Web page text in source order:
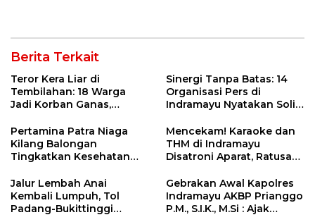
Berita Terkait
Teror Kera Liar di
Tembilahan: 18 Warga
Jadi Korban Ganas,
12 Jahitan!
Sinergi Tanpa Batas: 14
Organisasi Pers di
Indramayu Nyatakan Solid
Pertamina Patra Niaga
Kilang Balongan
Tingkatkan Kesehatan
Pemeriksaan Kesehatan
Rutin dan Edukasi
Perawatan Gigi
Mencekam! Karaoke dan
THM di Indramayu
Disatroni Aparat, Ratusan
Dites Urine!
Jalur Lembah Anai
Kembali Lumpuh, Tol
Padang-Bukittinggi
Gebrakan Awal Kapolres
Indramayu AKBP Prianggo
P.M., S.I.K., M.Si : Ajak